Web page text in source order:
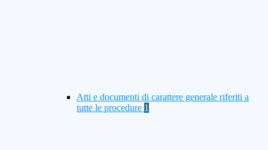
Atti e documenti di carattere generale riferiti a
tutte le procedure 1